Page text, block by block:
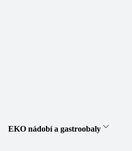
EKO nádobí a gastroobaly